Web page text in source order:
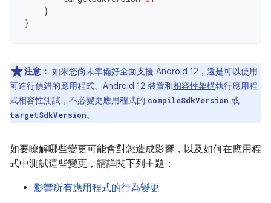
}
}
注意： 如果您尚未準備好全面支援 Android 12，還是可以使用
可進行偵錯的應用程式、Android 12 裝置和相容性架構執行應用程
式相容性測試，不必變更應用程式的 compileSdkVersion 或
targetSdkVersion。
如要瞭解哪些變更可能會對您造成影響，以及如何在應用程
式中測試這些變更，請詳閱下列主題：
影響所有應用程式的行為變更